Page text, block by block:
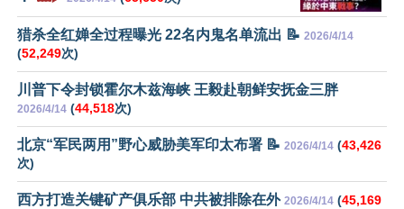
猎杀全红婵全过程曝光 22名内鬼名单流出 📝 2026/4/14
(52,249次)
川普下令封锁霍尔木兹海峡 王毅赴朝鲜安抚金三胖
2026/4/14 (44,518次)
北京“军民两用”野心威胁美军印太布署 📝 2026/4/14 (43,426
次)
西方打造关键矿产俱乐部 中共被排除在外 2026/4/14 (45,169